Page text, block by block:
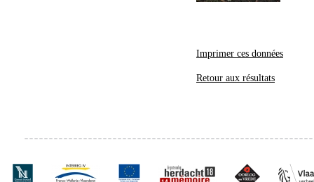
Imprimer ces données
Retour aux résultats